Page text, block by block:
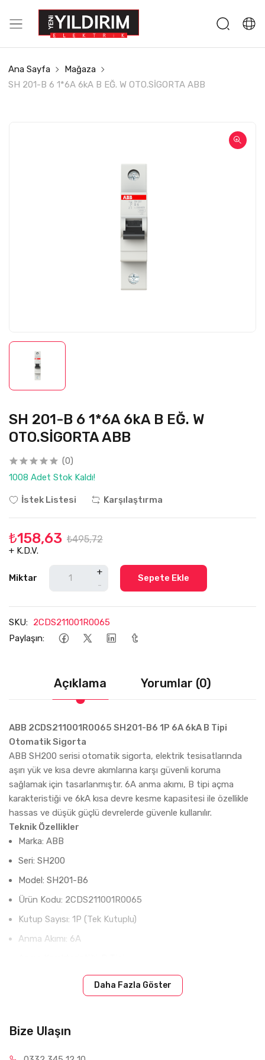
Ana Sayfa
Mağaza
SH 201-B 6 1*6A 6kA B EĞ. W OTO.SİGORTA ABB
SH 201-B 6 1*6A 6kA B EĞ. W
OTO.SİGORTA ABB
(0)
1008 Adet Stok Kaldı!
İstek Listesi Karşılaştırma
₺158,63 ₺495,72
+ K.D.V.
Miktar
+
-
Sepete Ekle
SKU: 2CDS211001R0065
Paylaşın:
Açıklama Yorumlar (0)
ABB 2CDS211001R0065 SH201-B6 1P 6A 6kA B Tipi
Otomatik Sigorta
ABB SH200 serisi otomatik sigorta, elektrik tesisatlarında
aşırı yük ve kısa devre akımlarına karşı güvenli koruma
sağlamak için tasarlanmıştır. 6A anma akımı, B tipi açma
karakteristiği ve 6kA kısa devre kesme kapasitesi ile özellikle
hassas ve düşük güçlü devrelerde güvenle kullanılır.
Teknik Özellikler
Marka: ABB
Seri: SH200
Model: SH201-B6
Ürün Kodu: 2CDS211001R0065
Kutup Sayısı: 1P (Tek Kutuplu)
Anma Akımı: 6A
Kısa Devre Kesme Kapasitesi: 6kA
Çalışma Gerilimi: 230/400V AC
Montaj Tipi: DIN ray
Standart: IEC/EN 60898-1
Daha Fazla Göster
Bize Ulaşın